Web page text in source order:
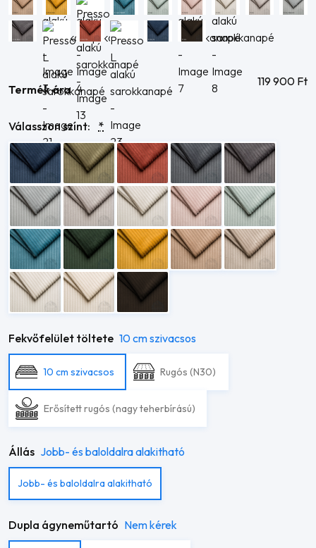
Termék ára
119 900 Ft
Válasszon színt: *
Fekvőfelület töltete 10 cm szivacsos
10 cm szivacsos Rugós (N30)
Erősített rugós (nagy teherbírású)
Állás Jobb- és baloldalra alakitható
Jobb- és baloldalra alakitható
Dupla ágyneműtartó Nem kérek